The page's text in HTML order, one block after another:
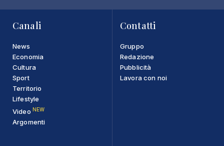
Canali
News
Economia
Cultura
Sport
Territorio
Lifestyle
Video NEW
Argomenti
Contatti
Gruppo
Redazione
Pubblicità
Lavora con noi